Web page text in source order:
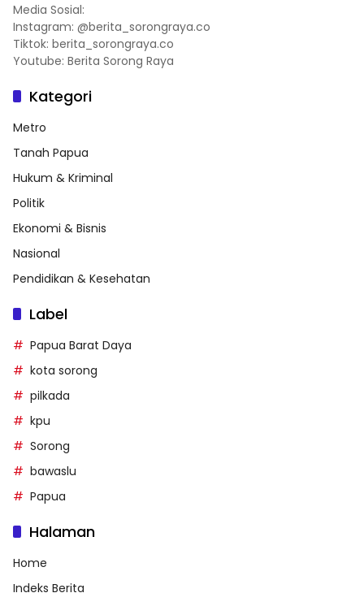
Media Sosial:
Instagram: @berita_sorongraya.co
Tiktok: berita_sorongraya.co
Youtube: Berita Sorong Raya
Kategori
Metro
Tanah Papua
Hukum & Kriminal
Politik
Ekonomi & Bisnis
Nasional
Pendidikan & Kesehatan
Label
Papua Barat Daya
kota sorong
pilkada
kpu
Sorong
bawaslu
Papua
Halaman
Home
Indeks Berita